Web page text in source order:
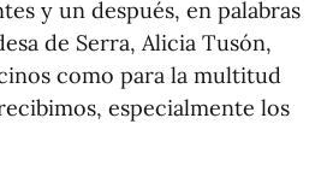
y un después, en palabras
de Serra, Alicia Tusón,
como para la multitud
especialmente los